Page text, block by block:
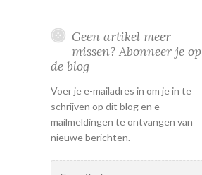
Geen artikel meer
missen? Abonneer je op
de blog
Voer je e-mailadres in om je in te
schrijven op dit blog en e-
mailmeldingen te ontvangen van
nieuwe berichten.